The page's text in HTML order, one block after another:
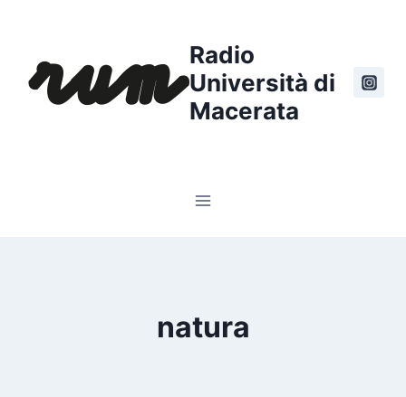
contenuto
Radio
Università di
Macerata
natura